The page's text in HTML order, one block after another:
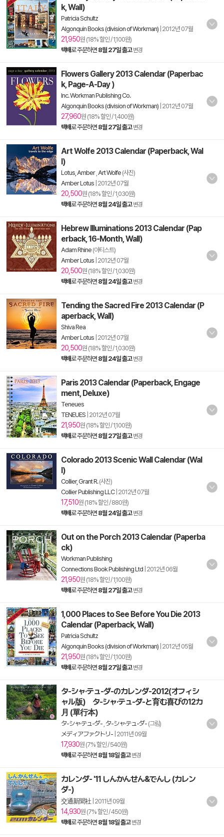
k, Wall)
Patricia Schultz
Algonquin Books (division of Workman) 2012년 07월
21,950원 (18% 할인 / 1,100원)
택배로 주문하면 8월 27일 출고 변경
Flowers Gallery 2013 Calendar (Paperbac
k, Page-A-Day )
Inc. Workman Publishing Co.
Algonquin Books (division of Workman) 2012년 07월
27,960원 (18% 할인 / 1,400원)
택배로 주문하면 8월 27일 출고 변경
Art Wolfe 2013 Calendar (Paperback, Wal
l)
Lotus, Amber, Art Wolfe (사진)
Amber Lotus 2012년 07월
20,500원 (18% 할인 / 1,030원)
택배로 주문하면 8월 24일 출고 변경
Hebrew Illuminations 2013 Calendar (Pap
erback, 16-Month, Wall)
Adam Rhine (아티스트)
Amber Lotus 2012년 07월
20,500원 (18% 할인 / 1,030원)
택배로 주문하면 8월 24일 출고 변경
Tending the Sacred Fire 2013 Calendar (P
aperback, Wall)
Shiva Rea
Amber Lotus 2012년 07월
20,500원 (18% 할인 / 1,030원)
택배로 주문하면 8월 24일 출고 변경
Paris 2013 Calendar (Paperback, Engage
ment, Deluxe)
Teneues
TENEUES 2012년 07월
21,950원 (18% 할인 / 1,100원)
택배로 주문하면 8월 27일 출고 변경
Colorado 2013 Scenic Wall Calendar (Wal
l)
Collier, Grant R.(사진)
Collier Publishing LLC| 2012년 07월
17,510원 (18% 할인 / 880원)
택배로 주문하면 8월 24일 출고 변경
Out on the Porch 2013 Calendar (Paperba
ck)
Workman Publishing
Connections Book Publishing Ltd 2012년 06월
21,950원 (18% 할인 / 1,100원)
택배로 주문하면 8월 27일 출고 변경
1,000 Places to See Before You Die 2013
Calendar (Paperback, Wall)
Patricia Schultz
Algonquin Books (division of Workman) 2012년 05월
21,950원 (18% 할인 / 1,100원)
택배로 주문하면 8월 27일 출고 변경
タ-シャ·テュ-ダ-のカレンダ-2012(オフィシ
ャル版) タ-シャ·テュ-ダ-と育む喜びの12カ
月 (單行本)
タ-シャ·テュ-ダ- タ-シャ·テュ-ダ- (그림)
メディアファクトリ- 2011년 09월
17,930원 (7% 할인 / 540원)
택배로 주문하면 8월 18일 출고 변경
カレンダ- '11 しんかんせん&でんし (カレン
ダ-)
交通新聞社 2011년 09월
14,930원 (7% 할인 / 450원)
택배로 주문하면 8월 18일 출고 변경